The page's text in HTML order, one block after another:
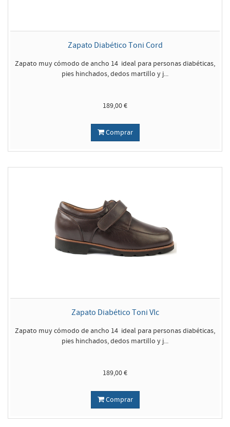
Zapato Diabético Toni Cord
Zapato muy cómodo de ancho 14 ideal para personas diabéticas,
pies hinchados, dedos martillo y j...
189,00 €
Comprar
Zapato Diabético Toni Vlc
Zapato muy cómodo de ancho 14 ideal para personas diabéticas,
pies hinchados, dedos martillo y j...
189,00 €
Comprar